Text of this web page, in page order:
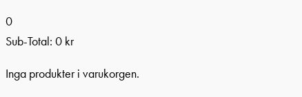
0
Sub-Total: 0 kr
Inga produkter i varukorgen.